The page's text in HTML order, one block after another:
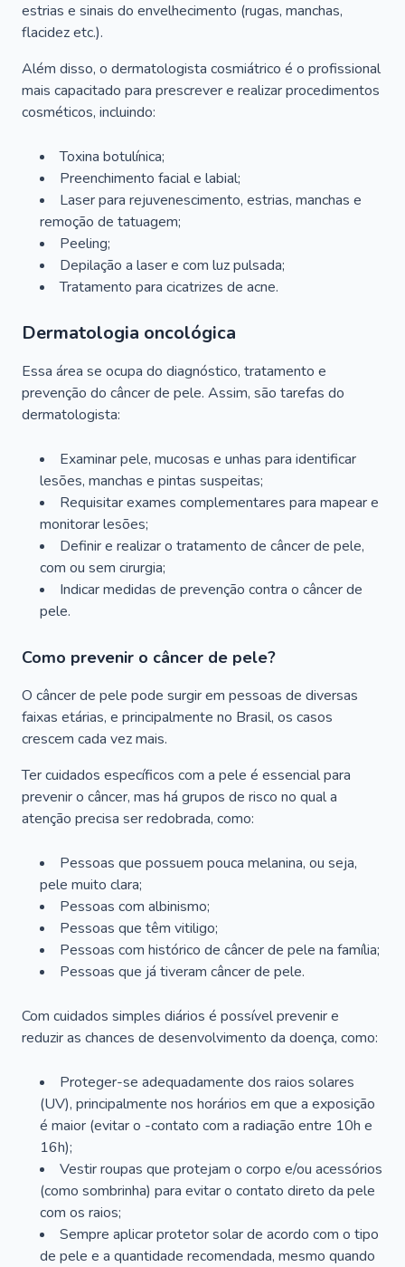
estrias e sinais do envelhecimento (rugas, manchas,
flacidez etc.).
Além disso, o dermatologista cosmiátrico é o profissional
mais capacitado para prescrever e realizar procedimentos
cosméticos, incluindo:
Toxina botulínica;
Preenchimento facial e labial;
Laser para rejuvenescimento, estrias, manchas e
remoção de tatuagem;
Peeling;
Depilação a laser e com luz pulsada;
Tratamento para cicatrizes de acne.
Dermatologia oncológica
Essa área se ocupa do diagnóstico, tratamento e
prevenção do câncer de pele. Assim, são tarefas do
dermatologista:
Examinar pele, mucosas e unhas para identificar
lesões, manchas e pintas suspeitas;
Requisitar exames complementares para mapear e
monitorar lesões;
Definir e realizar o tratamento de câncer de pele,
com ou sem cirurgia;
Indicar medidas de prevenção contra o câncer de
pele.
Como prevenir o câncer de pele?
O câncer de pele pode surgir em pessoas de diversas
faixas etárias, e principalmente no Brasil, os casos
crescem cada vez mais.
Ter cuidados específicos com a pele é essencial para
prevenir o câncer, mas há grupos de risco no qual a
atenção precisa ser redobrada, como:
Pessoas que possuem pouca melanina, ou seja,
pele muito clara;
Pessoas com albinismo;
Pessoas que têm vitiligo;
Pessoas com histórico de câncer de pele na família;
Pessoas que já tiveram câncer de pele.
Com cuidados simples diários é possível prevenir e
reduzir as chances de desenvolvimento da doença, como:
Proteger-se adequadamente dos raios solares
(UV), principalmente nos horários em que a exposição
é maior (evitar o -contato com a radiação entre 10h e
16h);
Vestir roupas que protejam o corpo e/ou acessórios
(como sombrinha) para evitar o contato direto da pele
com os raios;
Sempre aplicar protetor solar de acordo com o tipo
de pele e a quantidade recomendada, mesmo quando